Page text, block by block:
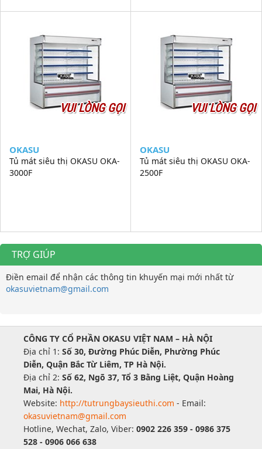
VUI LÒNG GỌI
OKASU
Tủ mát siêu thị OKASU OKA-
3000F
VUI LÒNG GỌI
OKASU
Tủ mát siêu thị OKASU OKA-
2500F
TRỢ GIÚP
Điền email để nhận các thông tin khuyến mại mới nhất từ
okasuvietnam@gmail.com
CÔNG TY CỔ PHẦN OKASU VIỆT NAM – HÀ NỘI
Địa chỉ 1: Số 30, Đường Phúc Diễn, Phường Phúc
Diễn, Quận Bắc Từ Liêm, TP Hà Nội.
Địa chỉ 2: Số 62, Ngõ 37, Tổ 3 Bằng Liệt, Quận Hoàng
Mai, Hà Nội.
Website: http://tutrungbaysieuthi.com - Email:
okasuvietnam@gmail.com
Hotline, Wechat, Zalo, Viber: 0902 226 359 - 0986 375
528 - 0906 066 638